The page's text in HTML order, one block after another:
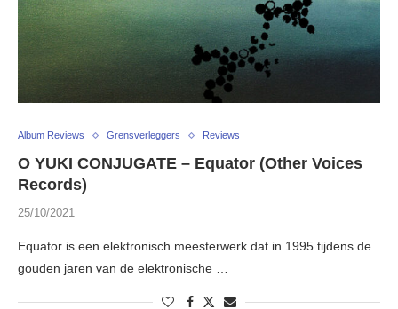
Album Reviews Grensverleggers Reviews
O YUKI CONJUGATE – Equator (Other Voices
Records)
25/10/2021
Equator is een elektronisch meesterwerk dat in 1995 tijdens de
gouden jaren van de elektronische …